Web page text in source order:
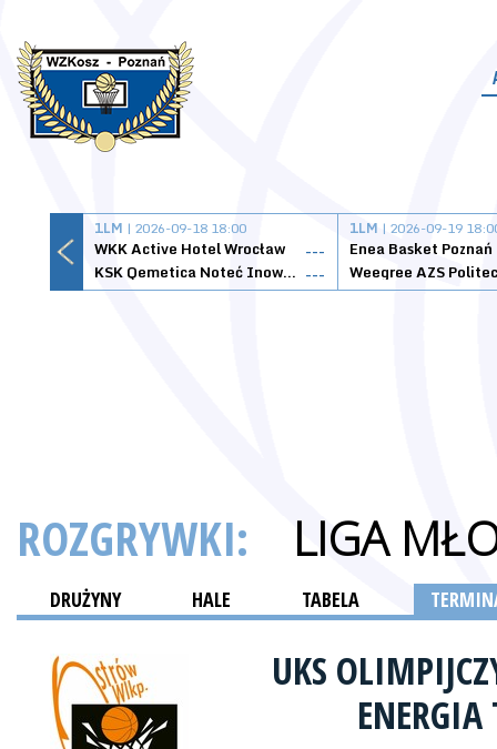
1LM | 2026-09-18 18:00
WKK Active Hotel Wrocław
---
KSK Qemetica Noteć Inowrocław ---
1LM | 2026-09-19
Enea Basket Poznań
ROZGRYWKI: LIGA
DRUŻYNY HALE TABELA
UKS